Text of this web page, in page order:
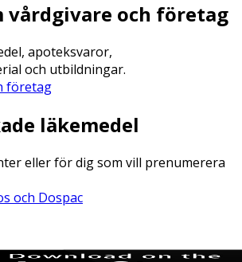
vårdgivare och företag
apoteksvaror,
och utbildningar.
företag
läkemedel
eller för dig som vill prenumerera
och Dospac